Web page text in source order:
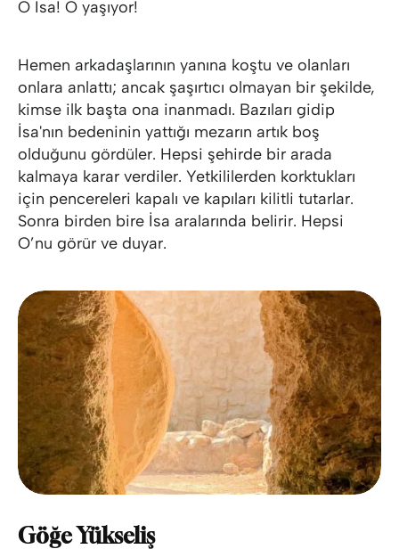
O İsa! O yaşıyor!
Hemen arkadaşlarının yanına koştu ve olanları
onlara anlattı; ancak şaşırtıcı olmayan bir şekilde,
kimse ilk başta ona inanmadı. Bazıları gidip
İsa'nın bedeninin yattığı mezarın artık boş
olduğunu gördüler. Hepsi şehirde bir arada
kalmaya karar verdiler. Yetkililerden korktukları
için pencereleri kapalı ve kapıları kilitli tutarlar.
Sonra birden bire İsa aralarında belirir. Hepsi
O’nu görür ve duyar.
Göğe Yükseliş